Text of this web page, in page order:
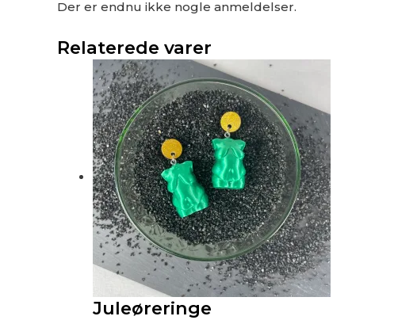
Der er endnu ikke nogle anmeldelser.
Relaterede varer
Juleøreringe